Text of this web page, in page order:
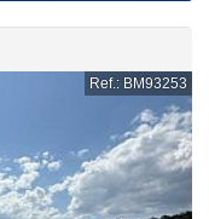
Ref.: BM93253